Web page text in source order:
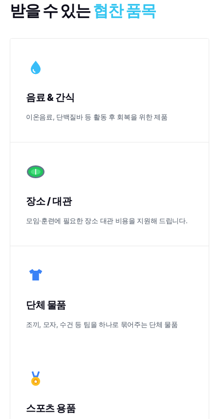
받을 수 있는협찬 품목
음료 & 간식
이온음료, 단백질바 등 활동 후 회복을 위한 제품
장소 / 대관
모임·훈련에 필요한 장소 대관 비용을 지원해 드립니다.
단체 물품
조끼, 모자, 수건 등 팀을 하나로 묶어주는 단체 물품
스포츠 용품